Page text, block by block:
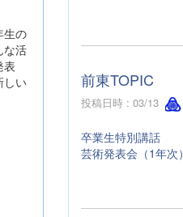
生の
な活
表
しい
前東TOPIC
投稿日時 : 03/13
卒業生特別講話
芸術発表会（1年次）